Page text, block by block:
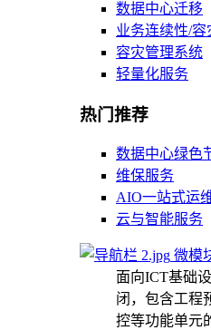
数据中心迁移
业务连续性/容
容灾管理系统
轻量化服务
热门推荐
数据中心绿色
维保服务
AIO一站式运
云与智能服务
微模
面向ICT基础
闭，包含工程
控等功能单元